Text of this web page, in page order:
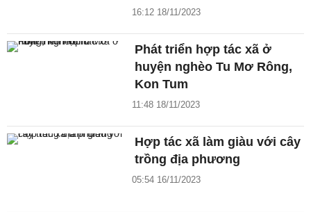
16:12 18/11/2023
Phát triển hợp tác xã ở
huyện nghèo Tu Mơ Rông,
Kon Tum
11:48 18/11/2023
Hợp tác xã làm giàu với cây
trồng địa phương
05:54 16/11/2023